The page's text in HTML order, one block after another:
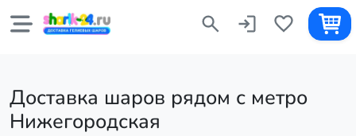
Доставка шаров рядом с метро
Нижегородская